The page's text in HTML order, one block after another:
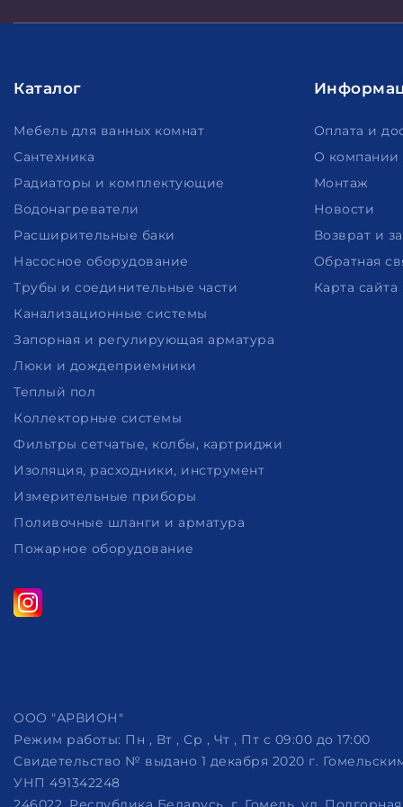
Каталог
Мебель для ванных комнат
Сантехника
Радиаторы и комплектующие
Водонагреватели
Расширительные баки
Насосное оборудование
Трубы и соединительные части
Канализационные системы
Запорная и регулирующая арматура
Люки и дождеприемники
Теплый пол
Коллекторные системы
Фильтры сетчатые, колбы, картриджи
Изоляция, расходники, инструмент
Измерительные приборы
Поливочные шланги и арматура
Пожарное оборудование
Оплата и
О компании
Монтаж
Новости
Возврат и
Обратная
Карта сайта
ООО "АРВИОН"
Режим работы: Пн , Вт , Ср , Чт , Пт c 09:00 до 17:00
Свидетельство № выдано 1 декабря 2020 г.
УНП 491342248